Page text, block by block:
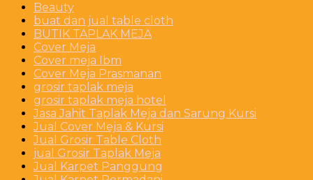
Beauty
buat dan jual table cloth
BUTIK TAPLAK MEJA
Cover Meja
Cover meja Ibm
Cover Meja Prasmanan
grosir taplak meja
grosir taplak meja hotel
Jasa Jahit Taplak Meja dan Sarung Kursi
Jual Cover Meja & Kursi
Jual Grosir Table Cloth
jual Grosir Taplak Meja
Jual Karpet Panggung